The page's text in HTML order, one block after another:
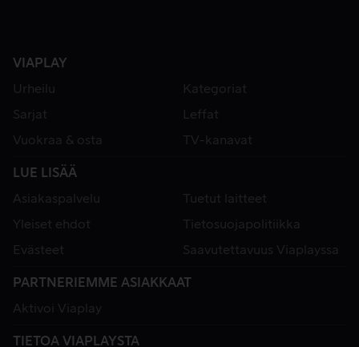
VIAPLAY
Urheilu
Kategoriat
Sarjat
Leffat
Vuokraa & osta
TV-kanavat
LUE LISÄÄ
Asiakaspalvelu
Tuetut laitteet
Yleiset ehdot
Tietosuojapolitiikka
Evästeet
Saavutettavuus Viaplayssa
PARTNERIEMME ASIAKKAAT
Aktivoi Viaplay
TIETOA VIAPLAYSTA